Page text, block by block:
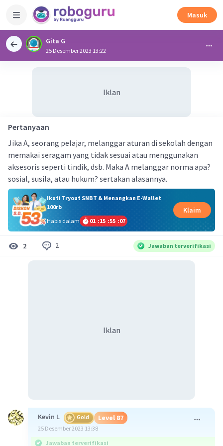
Masuk
Gita G
25 Desember 2023 13:22
Iklan
Pertanyaan
Jika A, seorang pelajar, melanggar aturan di sekolah dengan
memakai seragam yang tidak sesuai atau menggunakan
aksesoris seperti tindik, dsb. Maka A melanggar norma apa?
sosial, susila, atau hukum? sertakan alasannya.
Ikuti Tryout SNBT & Menangkan E-Wallet
100rb
Habis dalam
01 :15 :55 :07
Klaim
2 2 Jawaban terverifikasi
Iklan
Kevin L Gold Level 87
25 Desember 2023 13:38
Jawaban terverifikasi